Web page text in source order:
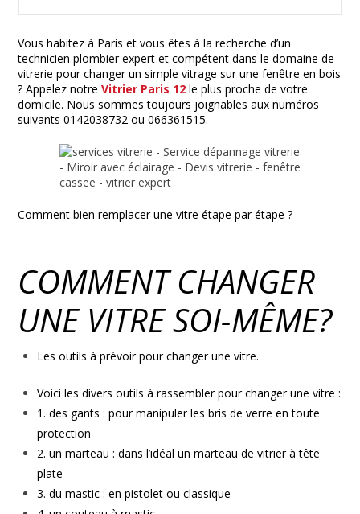
Vous habitez à Paris et vous êtes à la recherche d’un
technicien plombier expert et compétent dans le domaine de
vitrerie pour changer un simple vitrage sur une fenêtre en bois
? Appelez notreVitrier Paris 12le plus proche de votre
domicile. Nous sommes toujours joignables aux numéros
suivants 0142038732 ou 066361515.
Comment bien remplacer une vitre étape par étape ?
COMMENT CHANGER
UNE VITRE SOI-MÊME?
Les outils à prévoir pour changer une vitre.
Voici les divers outils à rassembler pour changer une vitre :
1. des gants : pour manipuler les bris de verre en toute
protection
2. un marteau : dans l’idéal un marteau de vitrier à tête
plate
3. du mastic : en pistolet ou classique